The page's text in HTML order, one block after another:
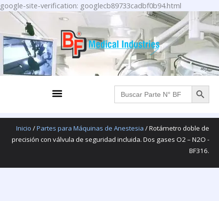
google-site-verification: googlecb89733cadbf0b94.html
al
contenido
Menu Buscar: BOTÓN DE
Inicio /Partes para Máquinas de Anestesia / Rotámetro doble de
precisión con válvula de seguridad incluida. Dos gases O2 – N2O -
BF316.